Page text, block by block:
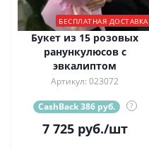
БЕСПЛАТНАЯ ДОСТАВКА
Букет из 15 розовых
ранункулюсов с
эвкалиптом
Артикул: 023072
CashBack 386 руб. ?
7 725руб./шт